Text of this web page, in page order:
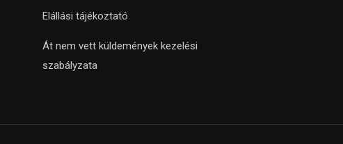
Elállási tájékoztató
Át nem vett küldemények kezelési
szabályzata